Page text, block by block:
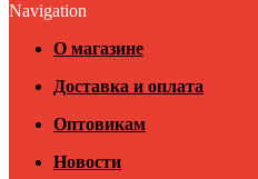
Navigation
О магазине
Доставка и оплата
Оптовикам
Новости